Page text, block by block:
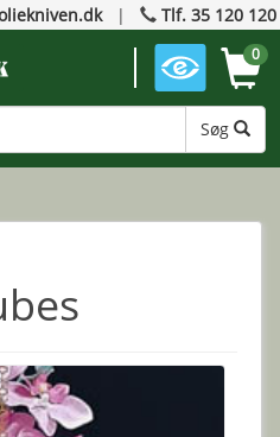
| Tlf. 35 120 120
Søg
0